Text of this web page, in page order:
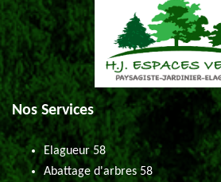
Nos Services
Elagueur 58
Abattage d'arbres 58